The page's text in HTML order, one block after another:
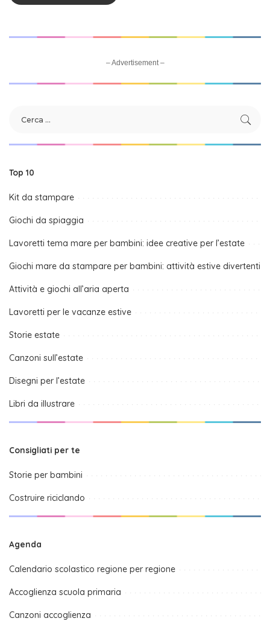
– Advertisement –
Top 10
Kit da stampare
Giochi da spiaggia
Lavoretti tema mare per bambini: idee creative per l’estate
Giochi mare da stampare per bambini: attività estive divertenti
Attività e giochi all’aria aperta
Lavoretti per le vacanze estive
Storie estate
Canzoni sull’estate
Disegni per l’estate
Libri da illustrare
Consigliati per te
Storie per bambini
Costruire riciclando
Agenda
Calendario scolastico regione per regione
Accoglienza scuola primaria
Canzoni accoglienza